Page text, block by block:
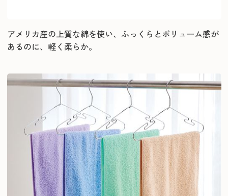
アメリカ産の上質な綿を使い、ふっくらとボリューム感が
あるのに、軽く柔らか。